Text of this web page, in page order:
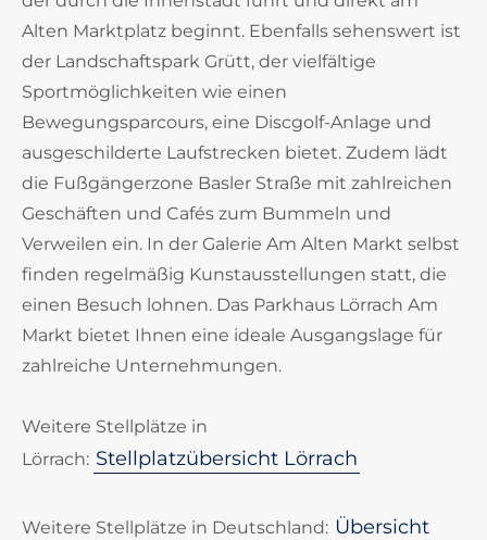
Alten Marktplatz beginnt. Ebenfalls sehenswert ist
der Landschaftspark Grütt, der vielfältige
Sportmöglichkeiten wie einen
Bewegungsparcours, eine Discgolf-Anlage und
ausgeschilderte Laufstrecken bietet. Zudem lädt
die Fußgängerzone Basler Straße mit zahlreichen
Geschäften und Cafés zum Bummeln und
Verweilen ein. In der Galerie Am Alten Markt selbst
finden regelmäßig Kunstausstellungen statt, die
einen Besuch lohnen. Das Parkhaus Lörrach Am
Markt bietet Ihnen eine ideale Ausgangslage für
zahlreiche Unternehmungen.
Weitere Stellplätze in
Lörrach: Stellplatzübersicht Lörrach
Weitere Stellplätze in Deutschland: Übersicht